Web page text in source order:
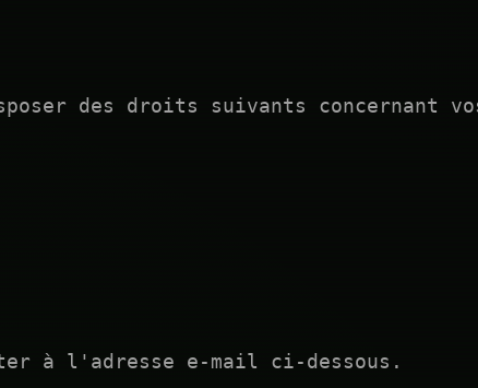
des droits suivants concernant
à l'adresse e-mail ci-dessous.